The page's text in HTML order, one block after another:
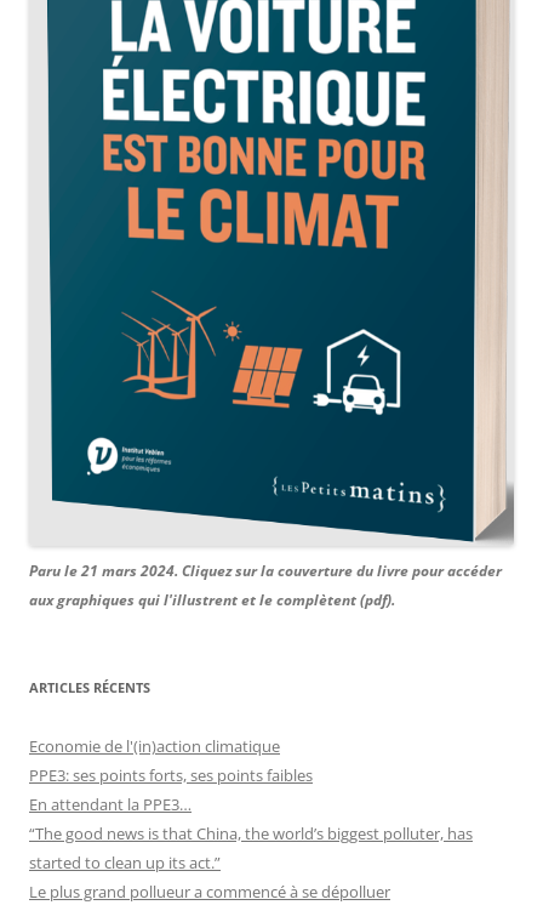
Paru le 21 mars 2024. Cliquez sur la couverture du livre pour accéder
aux graphiques qui l'illustrent et le complètent (pdf).
ARTICLES RÉCENTS
Economie de l'(in)action climatique
PPE3: ses points forts, ses points faibles
En attendant la PPE3…
“The good news is that China, the world’s biggest polluter, has
started to clean up its act.”
Le plus grand pollueur a commencé à se dépolluer